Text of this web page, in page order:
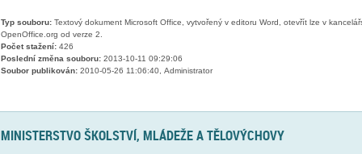
Typ souboru:Textový dokument Microsoft Office, vytvořený v editoru Word, otevřít lze v
OpenOffice.org od verze 2.
Počet stažení:426
Poslední změna souboru:2013-10-11 09:29:06
Soubor publikován:2010-05-26 11:06:40, Administrator
MINISTERSTVO ŠKOLSTVÍ, MLÁDEŽE A TĚLOVÝCHOVY